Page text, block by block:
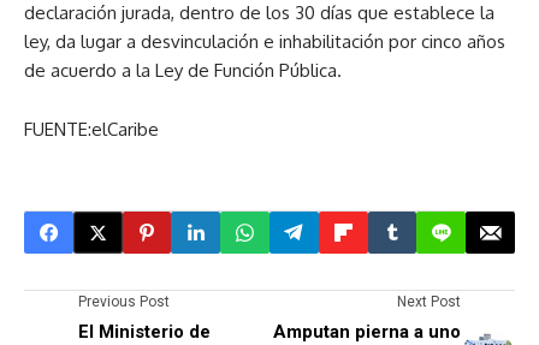
declaración jurada, dentro de los 30 días que establece la
ley, da lugar a desvinculación e inhabilitación por cinco años
de acuerdo a la Ley de Función Pública.
FUENTE:elCaribe
Previous Post
El Ministerio de
Next Post
Amputan pierna a uno